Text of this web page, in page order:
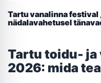
Tartu vanalinna festival
nädalavahetusel
Tartu toidu-
2026: mida